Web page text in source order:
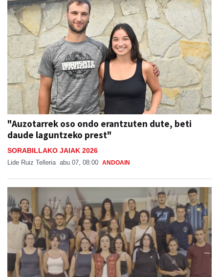
"Auzotarrek oso ondo erantzuten dute, beti
daude laguntzeko prest"
SORABILLAKO JAIAK 2026
Lide Ruiz Telleria abu 07, 08:00 ANDOAIN